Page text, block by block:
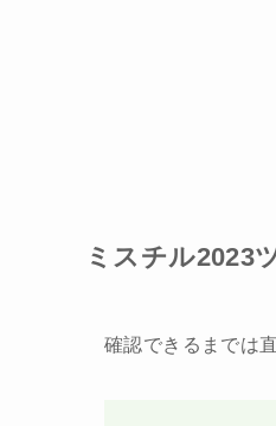
ミスチル2023
確認できるまでは